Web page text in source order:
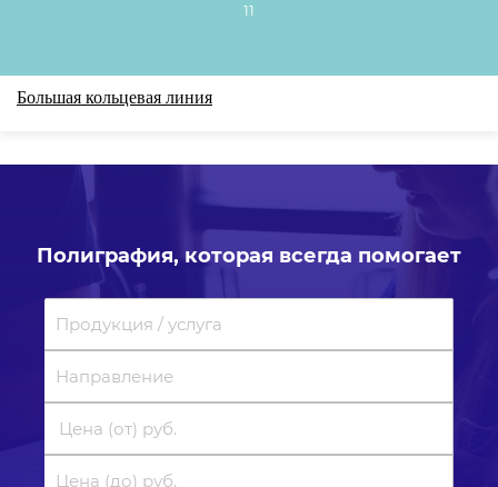
11
Большая кольцевая линия
Полиграфия, которая всегда помогает